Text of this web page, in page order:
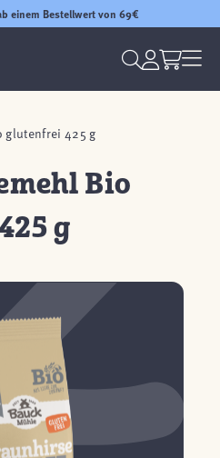
einem Bestellwert von 69€
glutenfrei 425 g
Bio
g